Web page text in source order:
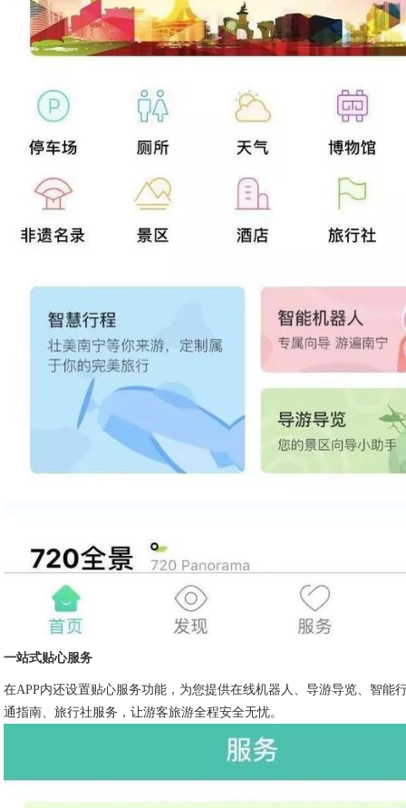
一站式贴心服务
在APP内还设置贴心服务功能，为您提供在线机器人、导游导览、智能
通指南、旅行社服务，让游客旅游全程安全无忧。